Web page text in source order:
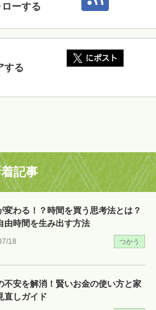
ーする
する
記事
18 つかう
変わる！？時間を買う思考法とは？
由時間を生み出す方法
不安を解消！賢いお金の使い方と家
直しガイド